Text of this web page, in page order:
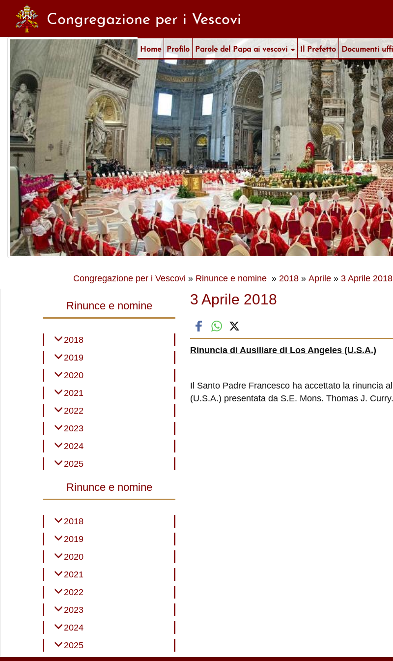
Congregazione per i Vescovi
Home Profilo Parole del Papa ai vescovi Il Prefetto Documenti
Congregazione per i Vescovi » Rinunce e nomine »2018 »Aprile »3 Aprile 2018
Rinunce e nomine
2018
2019
2020
2021
2022
2023
2024
2025
Rinunce e nomine
2018
2019
2020
2021
2022
2023
2024
2025
3 Aprile 2018
Rinuncia di Ausiliare di Los Angeles (U.S.A.)
Il Santo Padre Francesco ha accettato la rinuncia
(U.S.A.) presentata da S.E. Mons. Thomas J. Curry.